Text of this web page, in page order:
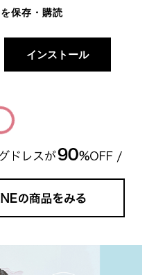
保存・購読
インストール